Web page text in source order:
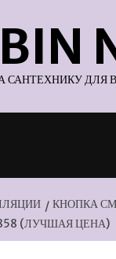
САНТЕХНИКУ ДЛЯ
КНОПКА
(ЛУЧШАЯ ЦЕНА)